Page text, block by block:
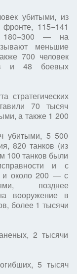
убитыми, из
115−141
180−300 — на
меньшие
700 человек
и 48 боевых
стратегических
70 тысяч
а также 1 200
убитыми, 5 500
820 танков (из
100 танков были
и с
и около 200 — с
позднее
вооружение в
более 1 тысячи
2 тысячи
5 тысяч